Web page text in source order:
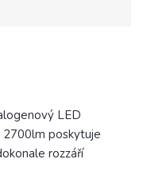
LED
poskytuje
rozzáří